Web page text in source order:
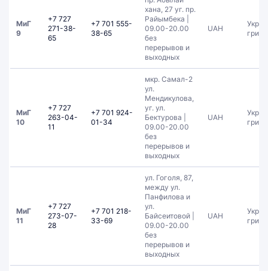
МиГ
9
+7 727
271-38-
65
+7 701 555-
38-65
хана, 27 уг. пр.
Райымбека |
09.00-20.00
без
перерывов и
выходных
UAH
МиГ
10
+7 727
263-04-
11
+7 701 924-
01-34
мкр. Самал-2
ул.
Мендикулова,
уг. ул.
Бектурова |
09.00-20.00
без
перерывов и
выходных
UAH
МиГ
11
+7 727
273-07-
28
+7 701 218-
33-69
ул. Гоголя, 87,
между ул.
Панфилова и
ул.
Байсеитовой |
09.00-20.00
без
перерывов и
выходных
UAH